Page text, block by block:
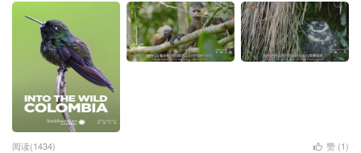
阅读(1434) 赞 (1)